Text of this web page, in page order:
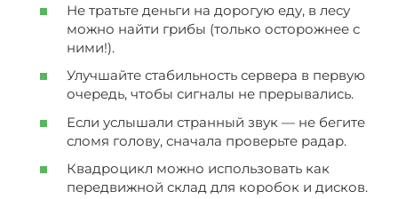
Не тратьте деньги на дорогую еду, в лесу
можно найти грибы (только осторожнее с
ними!).
Улучшайте стабильность сервера в первую
очередь, чтобы сигналы не прерывались.
Если услышали странный звук — не бегите
сломя голову, сначала проверьте радар.
Квадроцикл можно использовать как
передвижной склад для коробок и дисков.